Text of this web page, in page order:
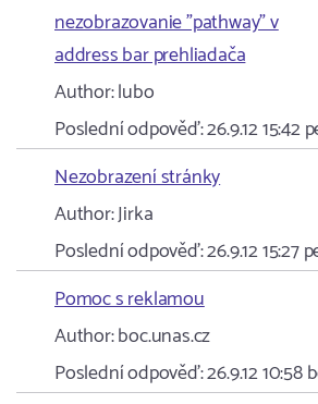
nezobrazovanie "pathway" v
address bar prehliadača
Author:lubo
Poslední odpověď:26.9.12 15:42
Nezobrazení stránky
Author:Jirka
Poslední odpověď:26.9.12 15:27
Pomoc s reklamou
Author:boc.unas.cz
Poslední odpověď:26.9.12 10:58